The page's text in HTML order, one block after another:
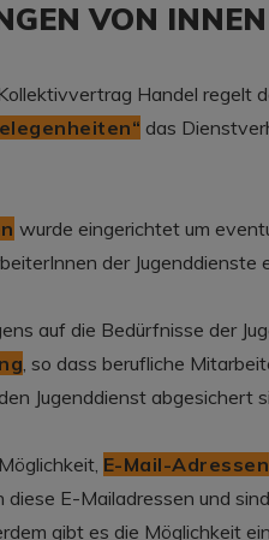
VON INNEN
Handel regelt
das
wurde eingerichtet um
der Jugenddienste
auf die Bedürfnisse der
, so dass berufliche
Jugenddienst abgesichert
E-Mail-Adressen
E-Mailadressen und
gibt es die Möglichkeit